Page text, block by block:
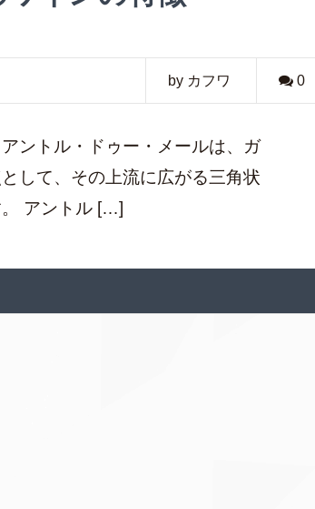
by カフワ 0
ントル・ドゥー・メールは、ガ
して、その上流に広がる三角状
アントル […]